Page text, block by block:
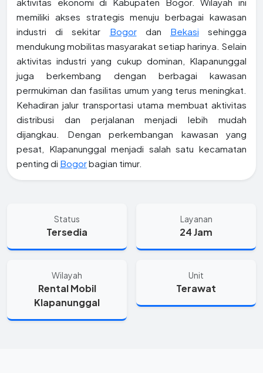
memiliki akses strategis menuju berbagai kawasan
industri di sekitar Bogordan Bekasi sehingga
mendukung mobilitas masyarakat setiap harinya. Selain
aktivitas industri yang cukup dominan, Klapanunggal
juga berkembang dengan berbagai kawasan
permukiman dan fasilitas umum yang terus meningkat.
Kehadiran jalur transportasi utama membuat aktivitas
distribusi dan perjalanan menjadi lebih mudah
dijangkau. Dengan perkembangan kawasan yang
pesat, Klapanunggal menjadi salah satu kecamatan
penting di Bogorbagian timur.
Status
Tersedia
Layanan
24 Jam
Wilayah
Rental Mobil
Klapanunggal
Unit
Terawat